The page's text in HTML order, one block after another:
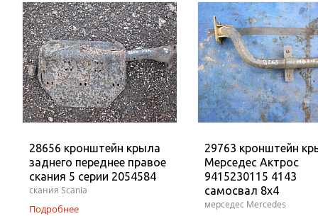
28656 кронштейн крыла
заднего переднее правое
скания 5 серии 2054584
скания Scania
Подробнее
29763 кронштейн
Мерседес Актрос
9415230115 4143
самосвал 8x4
мерседес Mercedes